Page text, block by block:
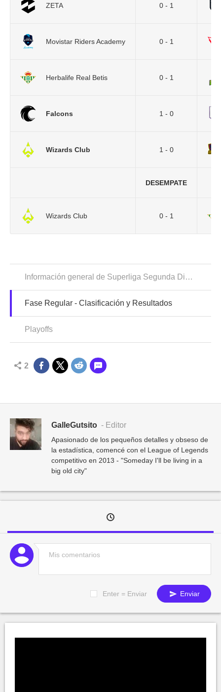
ZETA 0 - 1
Movistar Riders Academy 0 - 1
Herbalife Real Betis 0 - 1
Falcons 1 - 0
Wizards Club 1 - 0
DESEMPATE
Wizards Club 0 - 1
Información general de Superliga Segunda División
Fase Regular - Clasificación y Resultados
Playoffs
2
GalleGutsito - Editor
Apasionado de los pequeños detalles y obseso de
la estadística, comencé con el League of Legends
competitivo en 2013 - "Someday I'll be living in a
big old city"
Enter = Enviar Enviar